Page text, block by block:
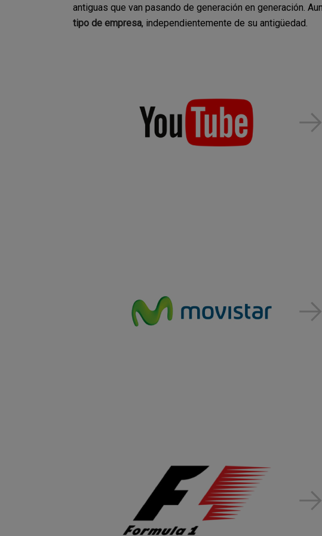
antiguas que van pasando de generación en generación.
tipo de empresa, independientemente de su antigüedad.